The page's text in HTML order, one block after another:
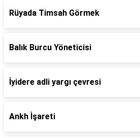
Rüyada Timsah Görmek
Balık Burcu Yöneticisi
İyidere adli yargı çevresi
Ankh İşareti